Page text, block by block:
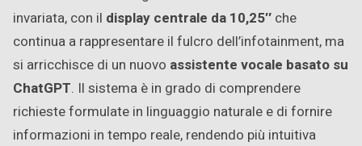
invariata, con il display centrale da 10,25″ che
continua a rappresentare il fulcro dell’infotainment, ma
si arricchisce di un nuovo assistente vocale basato su
ChatGPT. Il sistema è in grado di comprendere
richieste formulate in linguaggio naturale e di fornire
informazioni in tempo reale, rendendo più intuitiva